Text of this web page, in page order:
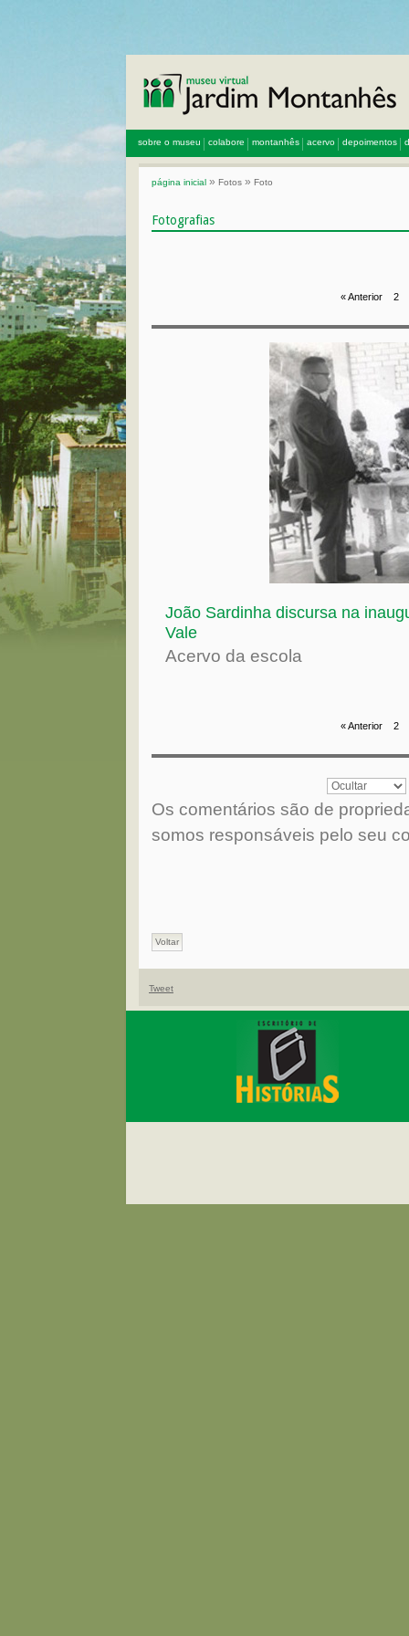
sobre o museu colabore montanhês acervo depoimentos
página inicial » Fotos » Foto
Fotografias
« Anterior 2
João Sardinha discursa na
Vale
Acervo da escola
« Anterior 2
Os comentários são de
somos responsáveis pelo seu
Voltar
Tweet